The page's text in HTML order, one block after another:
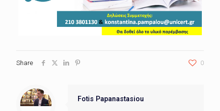
Share 0
Fotis Papanastasiou